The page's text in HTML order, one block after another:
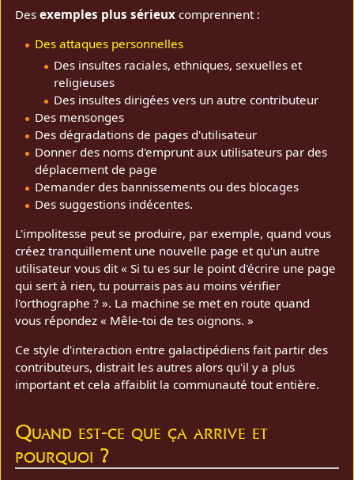
Desexemples plus sérieux comprennent :
Des attaques personnelles
Des insultes raciales, ethniques, sexuelles et
religieuses
Des insultes dirigées vers un autre contributeur
Des mensonges
Des dégradations de pages d'utilisateur
Donner des noms d'emprunt aux utilisateurs par des
déplacement de page
Demander des bannissements ou des blocages
Des suggestions indécentes.
L'impolitesse peut se produire, par exemple, quand vous
créez tranquillement une nouvelle page et qu'un autre
utilisateur vous dit « Si tu es sur le point d'écrire une page
qui sert à rien, tu pourrais pas au moins vérifier
l'orthographe ? ». La machine se met en route quand
vous répondez « Mêle-toi de tes oignons. »
Ce style d'interaction entre galactipédiens fait partir des
contributeurs, distrait les autres alors qu'il y a plus
important et cela affaiblit la communauté tout entière.
Quand est-ce que ça arrive et
pourquoi ?